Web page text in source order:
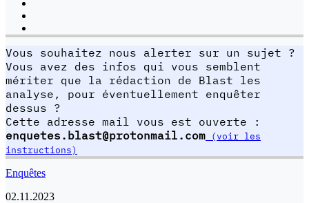
Vous souhaitez nous alerter sur un sujet ?
Vous avez des infos qui vous semblent
mériter que la rédaction de Blast les
analyse, pour éventuellement enquêter
dessus ?
Cette adresse mail vous est ouverte :
enquetes.blast@protonmail.com (voir les
instructions)
Enquêtes
02.11.2023